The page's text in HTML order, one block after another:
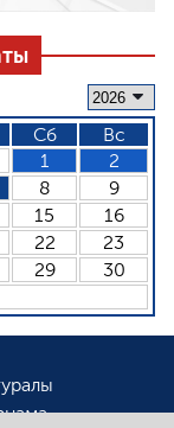
Сб
Вс
1
2
8
9
15
16
22
23
29
30